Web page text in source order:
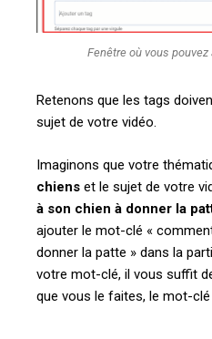
Fenêtre où vous
Retenons que les tags
sujet de votre vidéo.
Imaginons que votre
chiens et le sujet de votre
à son chien à donner la
ajouter le mot-clé «
donner la patte » dans la
votre mot-clé, il vous suffit
que vous le faites, le mot-clé